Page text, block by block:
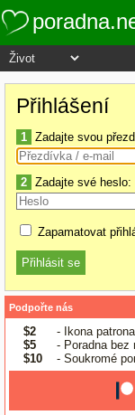
Přihlášení
1 Zadajte svou
2 Zadajte své heslo:
Zapamatovat
Podpořte nás
$2
- Ikona
$5
- Poradna bez
$10
- Soukromé